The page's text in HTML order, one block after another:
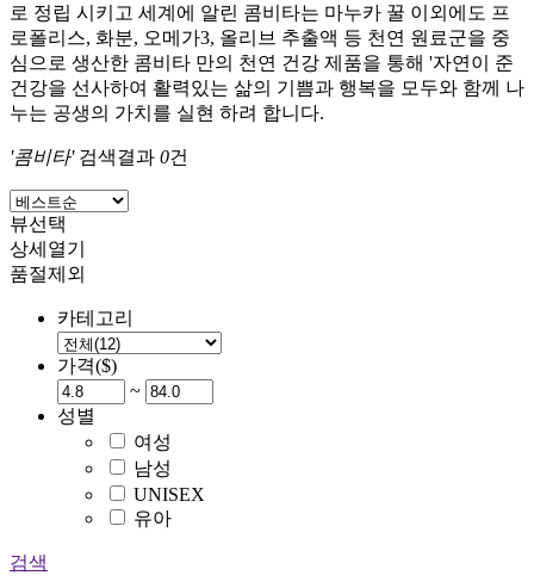
로 정립 시키고 세계에 알린 콤비타는 마누카 꿀 이외에도 프
로폴리스, 화분, 오메가3, 올리브 추출액 등 천연 원료군을 중
심으로 생산한 콤비타 만의 천연 건강 제품을 통해 '자연이 준
건강을 선사하여 활력있는 삶의 기쁨과 행복을 모두와 함께 나
누는 공생의 가치를 실현 하려 합니다.
'콤비타'검색결과 0건
뷰선택
상세열기
품절제외
카테고리
가격($)
~
성별
여성
남성
UNISEX
유아
검색